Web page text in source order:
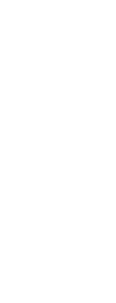
El
Málaga